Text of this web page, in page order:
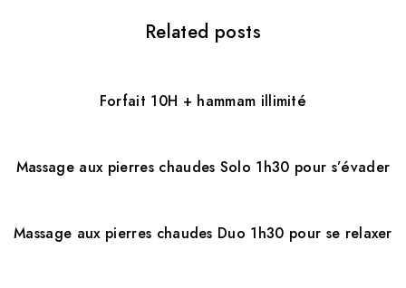
n
Related posts
Forfait 10H + hammam illimité
Massage aux pierres chaudes Solo 1h30 pour s’évader
Massage aux pierres chaudes Duo 1h30 pour se relaxer